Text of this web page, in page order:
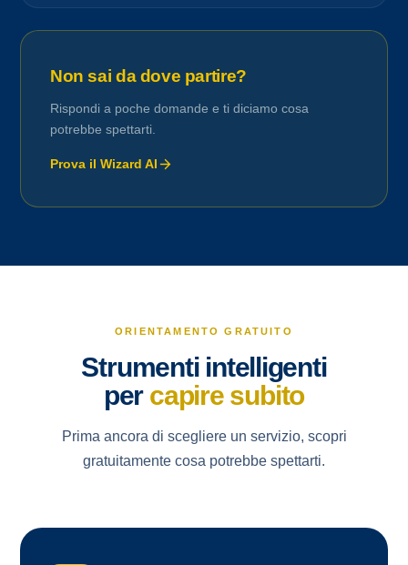
Non sai da dove partire?
Rispondi a poche domande e ti diciamo cosa
potrebbe spettarti.
Prova il Wizard AI
ORIENTAMENTO GRATUITO
Strumenti intelligenti
per capire subito
Prima ancora di scegliere un servizio, scopri
gratuitamente cosa potrebbe spettarti.